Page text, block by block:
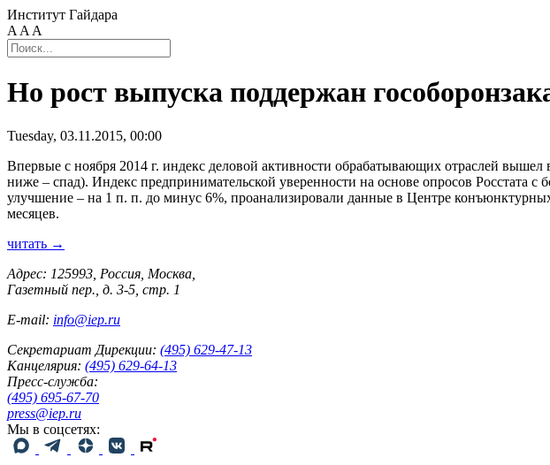
Институт Гайдара
A A A
Но рост выпуска поддержан
Tuesday, 03.11.2015, 00:00
Впервые с ноября 2014 г. индекс деловой активности обрабатывающих отраслей
ниже – спад). Индекс предпринимательской уверенности на основе опросов Росстата
улучшение – на 1 п. п. до минус 6%, проанализировали данные в Центре
месяцев.
читать →
Адрес: 125993, Россия, Москва,
Газетный пер., д. 3-5, стр. 1
E-mail: info@iep.ru
Секретариат Дирекции: (495) 629-47-13
Канцелярия: (495) 629-64-13
Пресс-служба:
(495) 695-67-70
press@iep.ru
Мы в соцсетях: